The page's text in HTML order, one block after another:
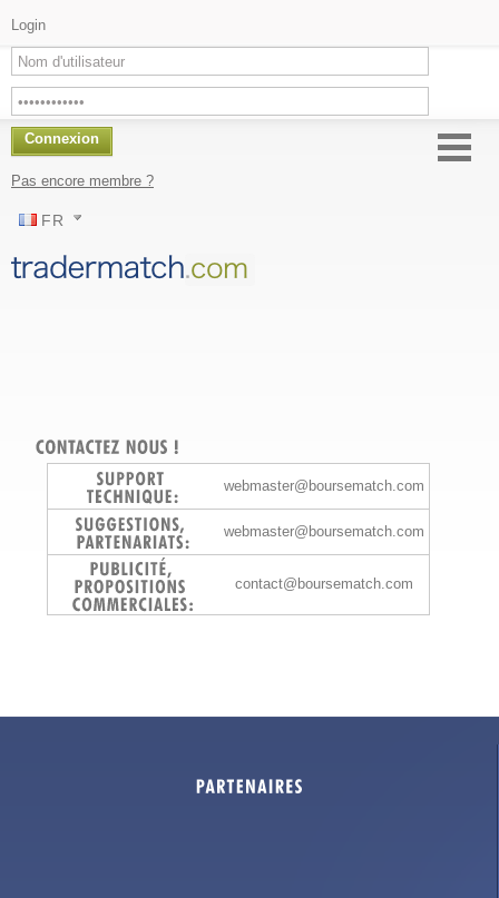
Login
Connexion
Pas encore membre ?
FR
webmaster@boursematch.com
webmaster@boursematch.com
contact@boursematch.com